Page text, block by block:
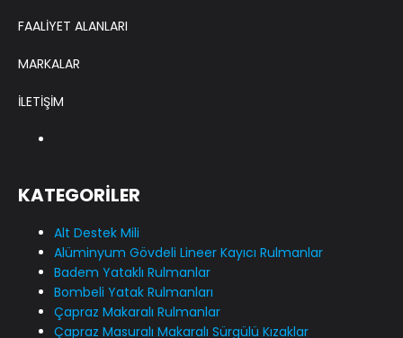
FAALİYET ALANLARI
MARKALAR
İLETİŞİM
KATEGORİLER
Alt Destek Mili
Alüminyum Gövdeli Lineer Kayıcı Rulmanlar
Badem Yataklı Rulmanlar
Bombeli Yatak Rulmanları
Çapraz Makaralı Rulmanlar
Çapraz Masuralı Makaralı Sürgülü Kızaklar